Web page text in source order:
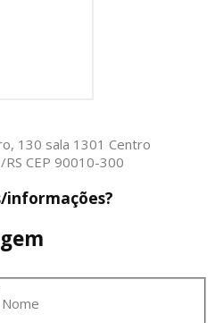
130 sala 1301 Centro
CEP 90010-300
informações?
Nome